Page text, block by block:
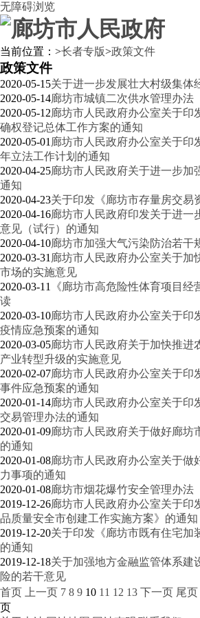
无障碍浏览
当前位置： >长者专版>政策文件
政策文件
2020-05-15关于进一步发展壮大村级集体
2020-05-14廊坊市城镇二次供水管理办法
2020-05-12廊坊市人民政府办公室关于印
确权登记总体工作方案的通知
2020-05-01 廊坊市人民政府办公室关于印
年立法工作计划的通知
2020-04-25廊坊市人民政府关于进一步加
通知
2020-04-23关于印发《廊坊市存量房交易
2020-04-16廊坊市人民政府印发关于进一
意见（试行）的通知
2020-04-10廊坊市加强大气污染防治若干
2020-03-31 廊坊市人民政府办公室关于加
市场的实施意见
2020-03-11
《廊坊市高危险性体育项目
读
2020-03-10廊坊市人民政府办公室关于印
疫情应急预案的通知
2020-03-05廊坊市人民政府关于加快推进
产业转型升级的实施意见
2020-02-07廊坊市人民政府办公室关于印
事件应急预案的通知
2020-01-14廊坊市人民政府办公室关于印
交易管理办法的通知
2020-01-09廊坊市人民政府关于做好廊坊
的通知
2020-01-08廊坊市人民政府办公室关于做
力事项的通知
2020-01-08廊坊市烟花爆竹安全管理办法
2019-12-26廊坊市人民政府办公室关于印
品质量安全市创建工作实施方案》的通知
2019-12-20关于印发《廊坊市既有住宅加
的通知
2019-12-18关于加强地方金融监管体系建
险的若干意见
首页
上一页 7 8 9 10 11 12 13 下一页 尾页
页